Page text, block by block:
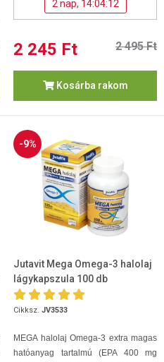
2 nap, 14:04:11
2 245 Ft 2 495 Ft
Kosárba rakom
-9%
Jutavit Mega Omega-3 halolaj
lágykapszula 100 db
Cikksz. JV3533
MEGA halolaj Omega-3 extra magas
hatóanyag tartalmú (EPA 400 mg